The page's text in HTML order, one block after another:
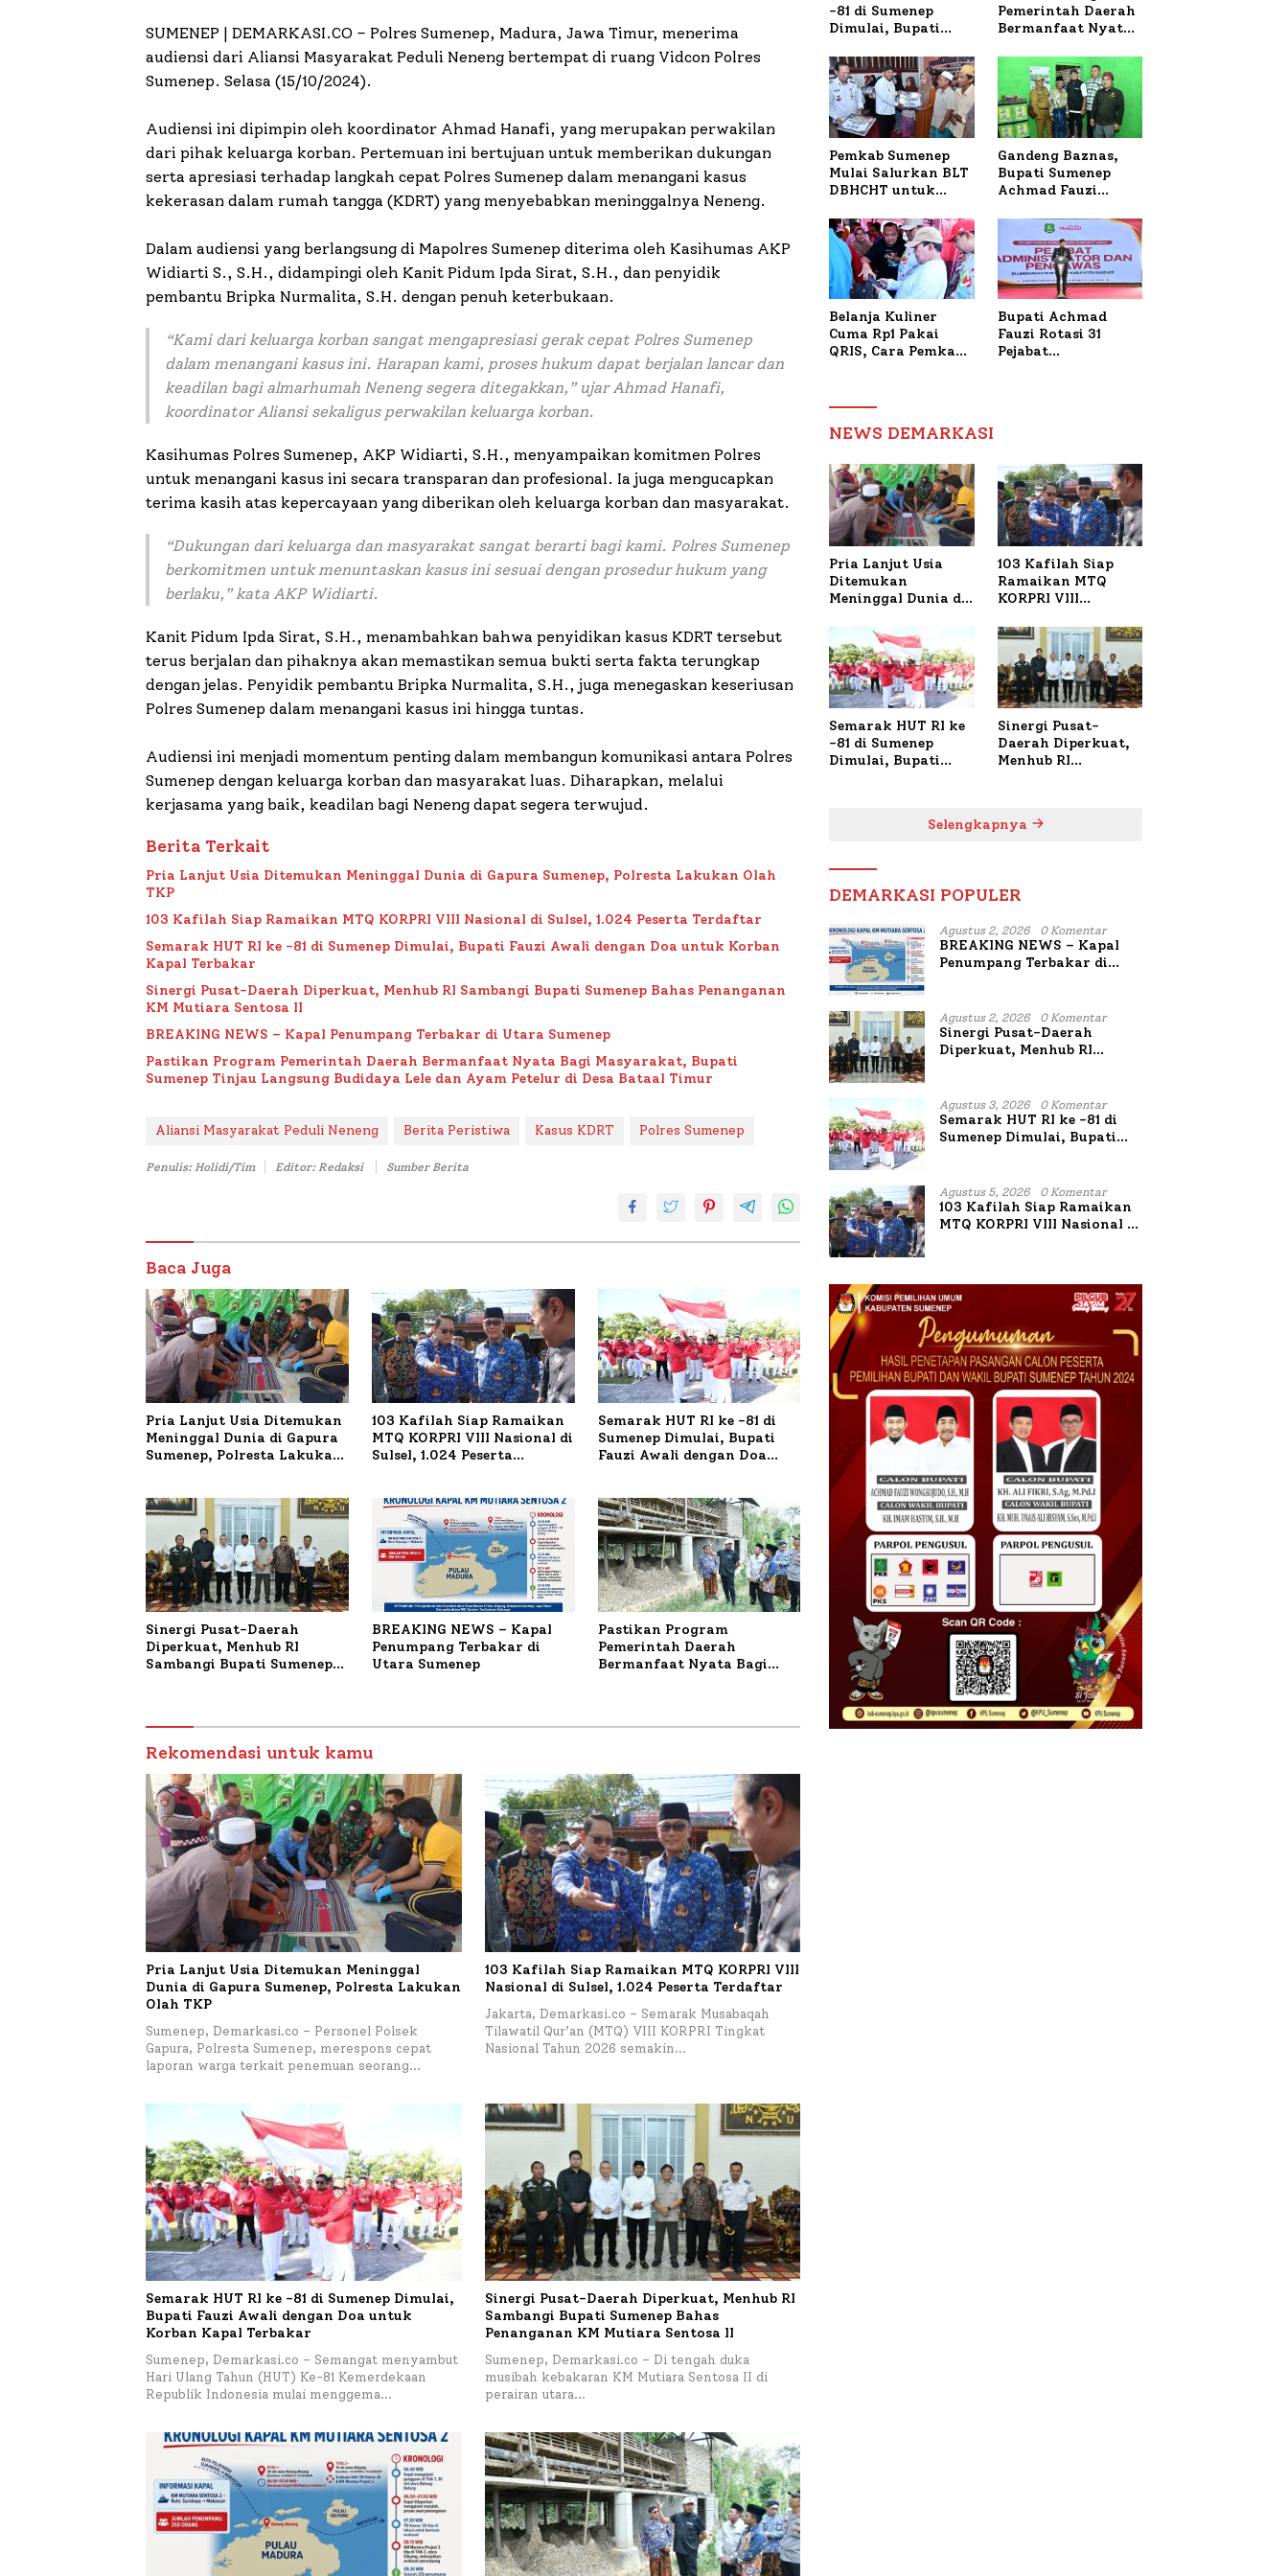
SUMENEP | DEMARKASI.CO – Polres Sumenep, Madura, Jawa Timur, menerima
audiensi dari Aliansi Masyarakat Peduli Neneng bertempat di ruang Vidcon Polres
Sumenep. Selasa (15/10/2024).
Audiensi ini dipimpin oleh koordinator Ahmad Hanafi, yang merupakan perwakilan
dari pihak keluarga korban. Pertemuan ini bertujuan untuk memberikan dukungan
serta apresiasi terhadap langkah cepat Polres Sumenep dalam menangani kasus
kekerasan dalam rumah tangga (KDRT) yang menyebabkan meninggalnya Neneng.
Dalam audiensi yang berlangsung di Mapolres Sumenep diterima oleh Kasihumas AKP
Widiarti S., S.H., didampingi oleh Kanit Pidum Ipda Sirat, S.H., dan penyidik
pembantu Bripka Nurmalita, S.H. dengan penuh keterbukaan.
“Kami dari keluarga korban sangat mengapresiasi gerak cepat Polres Sumenep
dalam menangani kasus ini. Harapan kami, proses hukum dapat berjalan lancar dan
keadilan bagi almarhumah Neneng segera ditegakkan,” ujar Ahmad Hanafi,
koordinator Aliansi sekaligus perwakilan keluarga korban.
Kasihumas Polres Sumenep, AKP Widiarti, S.H., menyampaikan komitmen Polres
untuk menangani kasus ini secara transparan dan profesional. Ia juga mengucapkan
terima kasih atas kepercayaan yang diberikan oleh keluarga korban dan masyarakat.
“Dukungan dari keluarga dan masyarakat sangat berarti bagi kami. Polres Sumenep
berkomitmen untuk menuntaskan kasus ini sesuai dengan prosedur hukum yang
berlaku,” kata AKP Widiarti.
Kanit Pidum Ipda Sirat, S.H., menambahkan bahwa penyidikan kasus KDRT tersebut
terus berjalan dan pihaknya akan memastikan semua bukti serta fakta terungkap
dengan jelas. Penyidik pembantu Bripka Nurmalita, S.H., juga menegaskan keseriusan
Polres Sumenep dalam menangani kasus ini hingga tuntas.
Audiensi ini menjadi momentum penting dalam membangun komunikasi antara Polres
Sumenep dengan keluarga korban dan masyarakat luas. Diharapkan, melalui
kerjasama yang baik, keadilan bagi Neneng dapat segera terwujud.
Berita Terkait
Pria Lanjut Usia Ditemukan Meninggal Dunia di Gapura Sumenep, Polresta Lakukan Olah
TKP
103 Kafilah Siap Ramaikan MTQ KORPRI VIII Nasional di Sulsel, 1.024 Peserta Terdaftar
Semarak HUT RI ke -81 di Sumenep Dimulai, Bupati Fauzi Awali dengan Doa untuk Korban
Kapal Terbakar
Sinergi Pusat-Daerah Diperkuat, Menhub RI Sambangi Bupati Sumenep Bahas Penanganan
KM Mutiara Sentosa II
BREAKING NEWS – Kapal Penumpang Terbakar di Utara Sumenep
Pastikan Program Pemerintah Daerah Bermanfaat Nyata Bagi Masyarakat, Bupati
Sumenep Tinjau Langsung Budidaya Lele dan Ayam Petelur di Desa Bataal Timur
Aliansi Masyarakat Peduli Neneng Berita Peristiwa Kasus KDRT Polres Sumenep
Penulis: Holidi/Tim Editor: Redaksi Sumber Berita
Baca Juga
Pria Lanjut Usia Ditemukan
Meninggal Dunia di Gapura
Sumenep, Polresta Lakukan
103 Kafilah Siap Ramaikan
MTQ KORPRI VIII Nasional di
Sulsel, 1.024 Peserta
Semarak HUT RI ke -81 di
Sumenep Dimulai, Bupati
Fauzi Awali dengan Doa
Sinergi Pusat-Daerah
Diperkuat, Menhub RI
Sambangi Bupati Sumenep
BREAKING NEWS – Kapal
Penumpang Terbakar di
Utara Sumenep
Pastikan Program
Pemerintah Daerah
Bermanfaat Nyata Bagi
Petelur di Desa Bataal Timur
Rekomendasi untuk kamu
Pria Lanjut Usia Ditemukan Meninggal
Dunia di Gapura Sumenep, Polresta Lakukan
Olah TKP
Sumenep, Demarkasi.co – Personel Polsek
Gapura, Polresta Sumenep, merespons cepat
laporan warga terkait penemuan seorang…
103 Kafilah Siap Ramaikan MTQ KORPRI VIII
Nasional di Sulsel, 1.024 Peserta Terdaftar
Jakarta, Demarkasi.co – Semarak Musabaqah
Tilawatil Qur’an (MTQ) VIII KORPRI Tingkat
Nasional Tahun 2026 semakin…
Semarak HUT RI ke -81 di Sumenep Dimulai,
Bupati Fauzi Awali dengan Doa untuk
Korban Kapal Terbakar
Sumenep, Demarkasi.co – Semangat menyambut
Hari Ulang Tahun (HUT) Ke-81 Kemerdekaan
Republik Indonesia mulai menggema…
Sinergi Pusat-Daerah Diperkuat, Menhub RI
Sambangi Bupati Sumenep Bahas
Penanganan KM Mutiara Sentosa II
Sumenep, Demarkasi.co – Di tengah duka
musibah kebakaran KM Mutiara Sentosa II di
perairan utara…
-81 di Sumenep
Dimulai, Bupati
Doa untuk Korban
Kapal Terbakar
Pemerintah Daerah
Bermanfaat Nyata
Bupati Sumenep
Tinjau Langsung
Budidaya Lele dan
Ayam Petelur di
Desa Bataal Timur
Pemkab Sumenep
Mulai Salurkan BLT
DBHCHT untuk
Tani Tembakau
Gandeng Baznas,
Bupati Sumenep
Achmad Fauzi
Serahkan Bantuan
Bedah RTLH di Dua
Kecamatan
Belanja Kuliner
Cuma Rp1 Pakai
QRIS, Cara Pemkab
Bupati Achmad
Fauzi Rotasi 31
Pejabat
NEWS DEMARKASI
Pria Lanjut Usia
Ditemukan
Meninggal Dunia di
Polresta Lakukan
Olah TKP
103 Kafilah Siap
Ramaikan MTQ
KORPRI VIII
1.024 Peserta
Terdaftar
Semarak HUT RI ke
-81 di Sumenep
Dimulai, Bupati
Sinergi Pusat-
Daerah Diperkuat,
Menhub RI
Mutiara Sentosa II
Selengkapnya
DEMARKASI POPULER
Agustus 2, 2026 0 Komentar
BREAKING NEWS – Kapal
Penumpang Terbakar di
Agustus 2, 2026 0 Komentar
Sinergi Pusat-Daerah
Diperkuat, Menhub RI
Mutiara Sentosa II
Agustus 3, 2026 0 Komentar
Semarak HUT RI ke -81 di
Sumenep Dimulai, Bupati
Terbakar
Agustus 5, 2026 0 Komentar
103 Kafilah Siap Ramaikan
MTQ KORPRI VIII Nasional di